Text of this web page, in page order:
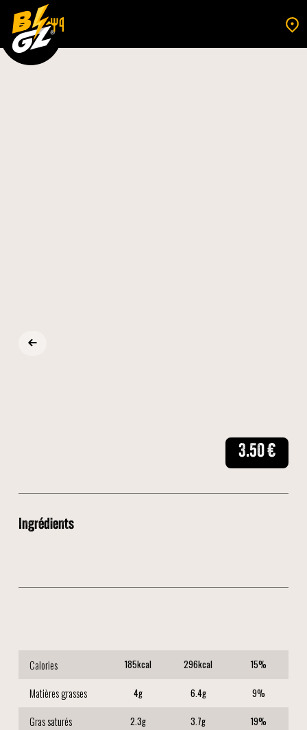
3.50€
Ingrédients
Calories 185kcal 296kcal 15%
Matières grasses 4g 6.4g 9%
Gras saturés 2.3g 3.7g 19%